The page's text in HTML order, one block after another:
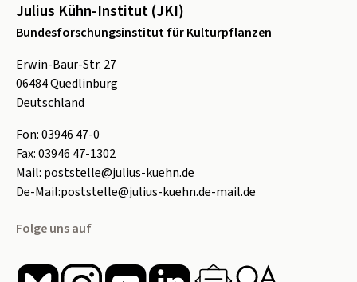
Julius Kühn-Institut (JKI)
Bundesforschungsinstitut für Kulturpflanzen
Erwin-Baur-Str. 27
06484Quedlinburg
Deutschland
Fon:03946 47-0
Fax:03946 47-1302
Mail: poststelle@julius-kuehn.de
De-Mail:poststelle@julius-kuehn.de-mail.de
Folge uns auf